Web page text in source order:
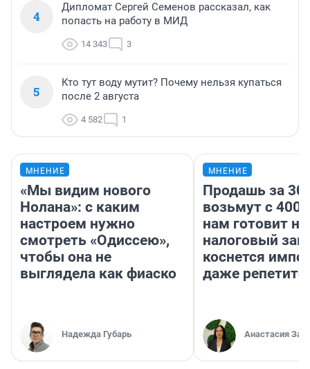
4
Дипломат Сергей Семенов рассказал, как
попасть на работу в МИД
14 343 3
5
Кто тут воду мутит? Почему нельзя купаться
после 2 августа
4 582 1
МНЕНИЕ
«Мы видим нового
Нолана»: с каким
настроем нужно
смотреть «Одиссею»,
чтобы она не
выглядела как фиаско
Надежда Губарь
МНЕНИЕ
Продашь за
возьмут с
нам готовит
налоговый
коснется
даже
Анастасия